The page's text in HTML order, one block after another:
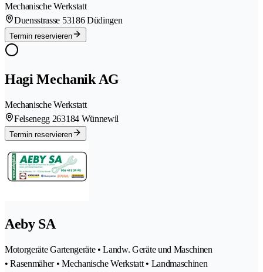
Mechanische Werkstatt
Duensstrasse 53186 Düdingen
Termin reservieren
Hagi Mechanik AG
Mechanische Werkstatt
Felsenegg 263184 Wünnewil
Termin reservieren
Aeby SA
Motorgeräte Gartengeräte • Landw. Geräte und Maschinen
• Rasenmäher • Mechanische Werkstatt • Landmaschinen